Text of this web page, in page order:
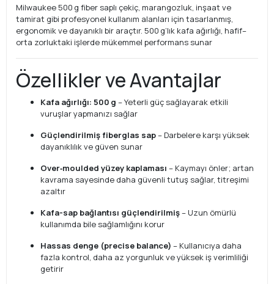
Milwaukee 500 g fiber saplı çekiç, marangozluk, inşaat ve
tamirat gibi profesyonel kullanım alanları için tasarlanmış,
ergonomik ve dayanıklı bir araçtır. 500 g’lık kafa ağırlığı, hafif–
orta zorluktaki işlerde mükemmel performans sunar
Özellikler ve Avantajlar
Kafa ağırlığı: 500 g – Yeterli güç sağlayarak etkili
vuruşlar yapmanızı sağlar
Güçlendirilmiş fiberglas sap– Darbelere karşı yüksek
dayanıklılık ve güven sunar
Over‑moulded yüzey kaplaması – Kaymayı önler; artan
kavrama sayesinde daha güvenli tutuş sağlar, titreşimi
azaltır
Kafa-sap bağlantısı güçlendirilmiş– Uzun ömürlü
kullanımda bile sağlamlığını korur
Hassas denge (precise balance) – Kullanıcıya daha
fazla kontrol, daha az yorgunluk ve yüksek iş verimliliği
getirir